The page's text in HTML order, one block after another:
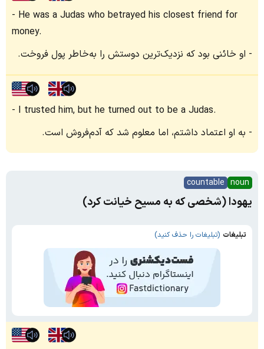
He was a Judas who betrayed his closest friend for
money.
او خائنی بود که نزدیک‌ترین دوستش را به‌خاطر پول فروخت.
I trusted him, but he turned out to be a Judas.
به او اعتماد داشتم، اما معلوم شد که آدم‌فروش است.
noun
countable
یهودا (شخصی که به مسیح خیانت کرد)
تبلیغات (تبلیغات را حذف کنید)